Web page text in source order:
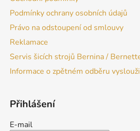
Podmínky ochrany osobních údajů
Právo na odstoupení od smlouvy
Reklamace
Servis šicích strojů Bernina /
Informace o zpětném odběru
Přihlášení
E-mail